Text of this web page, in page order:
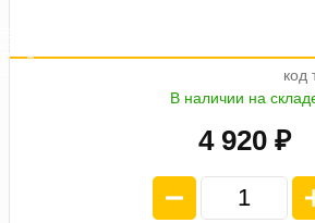
код
В наличии на
4 920 ₽
а
0